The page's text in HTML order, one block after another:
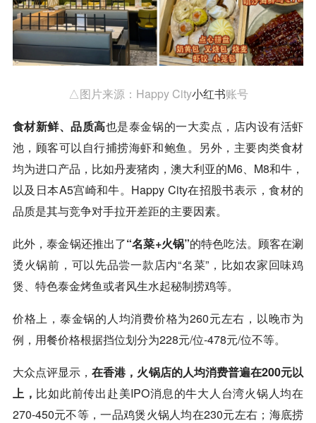
△图片来源：Happy City小红书账号
食材新鲜、品质高也是泰金锅的一大卖点，店内设有活虾
池，顾客可以自行捕捞海虾和鲍鱼。另外，主要肉类食材
均为进口产品，比如丹麦猪肉，澳大利亚的M6、M8和牛，
以及日本A5宫崎和牛。Happy City在招股书表示，食材的
品质是其与竞争对手拉开差距的主要因素。
此外，泰金锅还推出了“名菜+火锅”的特色吃法。顾客在涮
烫火锅前，可以先品尝一款店内“名菜”，比如农家回味鸡
煲、特色泰金烤鱼或者风生水起秘制捞鸡等。
价格上，泰金锅的人均消费价格为260元左右，以晚市为
例，用餐价格根据挡位划分为228元/位-478元/位不等。
大众点评显示，在香港，火锅店的人均消费普遍在200元以
上， 比如此前传出赴美IPO消息的牛大人台湾火锅人均在
270-450元不等，一品鸡煲火锅人均在230元左右；海底捞